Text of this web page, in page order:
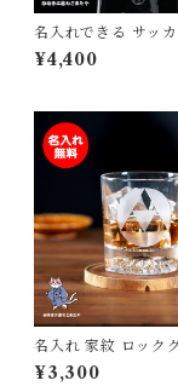
名入れできる サッ
グラス 日本製 オリ
ト 卒団記念 誕生日
¥4,400
名入れ 家紋 ロック
家 戦国武将 酒 ウィスキー 焼
酎 誕生日 父の日 母
¥3,300